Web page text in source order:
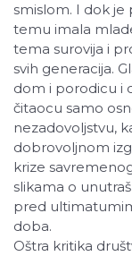
smislom. I dok
temu imala
tema surovija i
svih generacija.
dom i porodicu i
čitaocu samo
nezadovoljstvu,
dobrovoljnom
krize
slikama o
pred
doba.
Oštra kritika